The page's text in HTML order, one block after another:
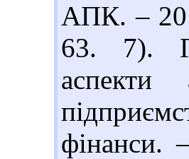
АПК. –
63. 7).
аспекти